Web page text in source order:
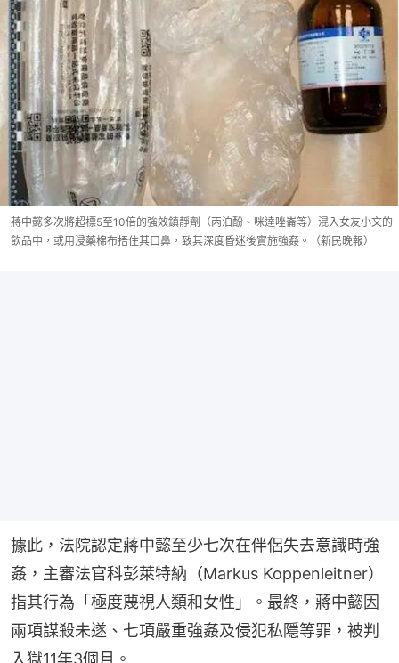
蔣中懿多次將超標5至10倍的強效鎮靜劑（丙泊酚、咪達唑崙等）混入女友小文的
飲品中，或用浸藥棉布捂住其口鼻，致其深度昏迷後實施強姦。（新民晚報）
據此，法院認定蔣中懿至少七次在伴侶失去意識時強
姦，主審法官科彭萊特納（Markus Koppenleitner）
指其行為「極度蔑視人類和女性」。最終，蔣中懿因
兩項謀殺未遂、七項嚴重強姦及侵犯私隱等罪，被判
入獄11年3個月。